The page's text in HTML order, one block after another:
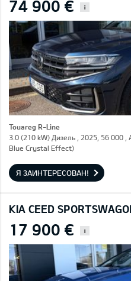
74 900 € i
Touareg R-Line
3.0 (210 kW) Дизель , 2025, 56 000 ,
Blue Crystal Effect)
Я ЗАИНТЕРЕСОВАН!
KIA CEED
17 900 € i